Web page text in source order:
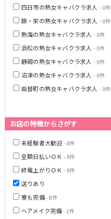
四日市の熟女キャバクラ求人 - 0件
錦・栄の熟女キャバクラ求人 - 0件
熱海の熟女キャバクラ求人 - 0件
浜松の熟女キャバクラ求人 - 0件
静岡の熟女キャバクラ求人 - 0件
沼津の熟女キャバクラ求人 - 0件
両替町の熟女キャバクラ求人 - 0件
お店の特徴からさがす
未経験者大歓迎- 8件
全額日払いＯＫ - 8件
終電上がりＯＫ - 8件
送りあり
寮も完備- 8件
ヘアメイク完備- 1件